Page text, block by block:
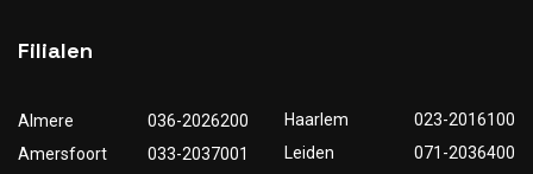
Filialen
Almere
036-2026200
Amersfoort
033-2037001
Haarlem
023-2016100
Leiden
071-2036400